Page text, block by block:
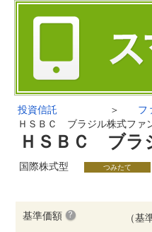
投資信託 ＞ フ
ＨＳＢＣ ブラジル株式ファ
ＨＳＢＣ ブラ
国際株式型 つみたて
基準価額 （基